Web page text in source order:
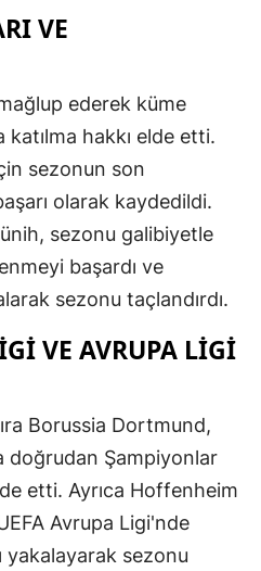
Kars
Kayseri
Kocaeli
Kütahya
Malatya
Manisa
VE
ederek küme
hakkı elde etti.
sezonun son
olarak kaydedildi.
sezonu galibiyetle
başardı ve
sezonu taçlandırdı.
VE AVRUPA LIGI
Borussia Dortmund,
Şampiyonlar
etti. Ayrıca Hoffenheim
Avrupa Ligi'nde
yakalayarak sezonu